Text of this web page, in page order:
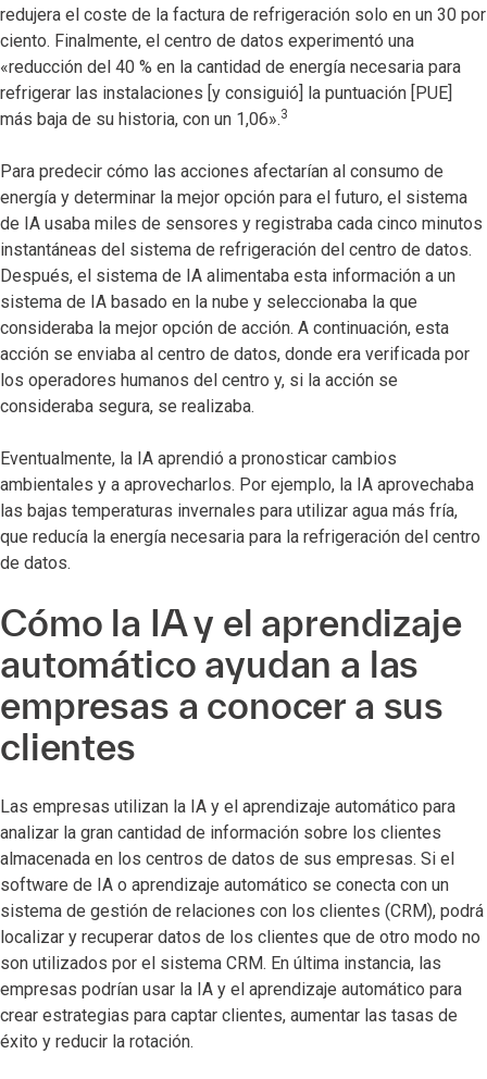
redujera el coste de la factura de refrigeración solo en un 30 por
ciento. Finalmente, el centro de datos experimentó una
«reducción del 40 % en la cantidad de energía necesaria para
refrigerar las instalaciones [y consiguió] la puntuación [PUE]
más baja de su historia, con un 1,06».3
Para predecir cómo las acciones afectarían al consumo de
energía y determinar la mejor opción para el futuro, el sistema
de IA usaba miles de sensores y registraba cada cinco minutos
instantáneas del sistema de refrigeración del centro de datos.
Después, el sistema de IA alimentaba esta información a un
sistema de IA basado en la nube y seleccionaba la que
consideraba la mejor opción de acción. A continuación, esta
acción se enviaba al centro de datos, donde era verificada por
los operadores humanos del centro y, si la acción se
consideraba segura, se realizaba.
Eventualmente, la IA aprendió a pronosticar cambios
ambientales y a aprovecharlos. Por ejemplo, la IA aprovechaba
las bajas temperaturas invernales para utilizar agua más fría,
que reducía la energía necesaria para la refrigeración del centro
de datos.
Cómo la IA y el aprendizaje
automático ayudan a las
empresas a conocer a sus
clientes
Las empresas utilizan la IA y el aprendizaje automático para
analizar la gran cantidad de información sobre los clientes
almacenada en los centros de datos de sus empresas. Si el
software de IA o aprendizaje automático se conecta con un
sistema de gestión de relaciones con los clientes (CRM), podrá
localizar y recuperar datos de los clientes que de otro modo no
son utilizados por el sistema CRM. En última instancia, las
empresas podrían usar la IA y el aprendizaje automático para
crear estrategias para captar clientes, aumentar las tasas de
éxito y reducir la rotación.